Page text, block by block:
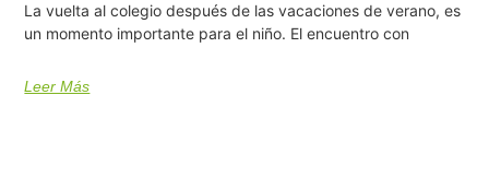
La vuelta al colegio después de las vacaciones de verano, es
un momento importante para el niño. El encuentro con
Leer Más